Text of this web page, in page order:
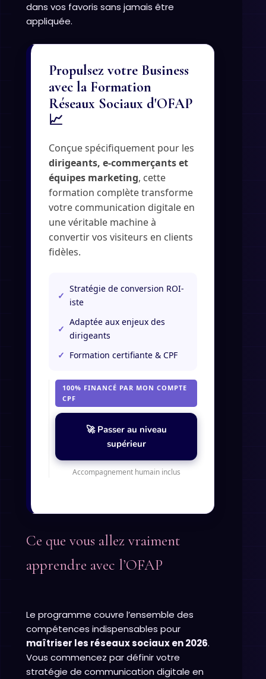
dans vos favoris sans jamais être
appliquée.
Propulsez votre Business
avec la Formation
Réseaux Sociaux d'OFAP
📈
Conçue spécifiquement pour les
dirigeants, e-commerçants et
équipes marketing, cette
formation complète transforme
votre communication digitale en
une véritable machine à
convertir vos visiteurs en clients
fidèles.
✓
Stratégie de conversion ROI-
iste
✓
Adaptée aux enjeux des
dirigeants
✓ Formation certifiante & CPF
100% FINANCÉ PAR MON COMPTE
CPF
🚀 Passer au niveau
supérieur
Accompagnement humain inclus
Ce que vous allez vraiment
apprendre avec l’OFAP
Le programme couvre l’ensemble des
compétences indispensables pour
maîtriser les réseaux sociaux en 2026.
Vous commencez par définir votre
stratégie de communication digitale en